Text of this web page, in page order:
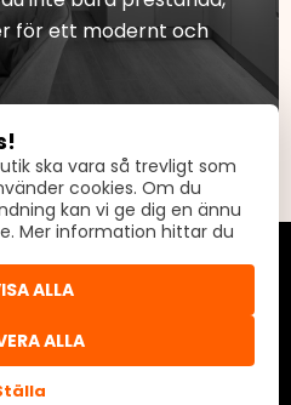
för ett modernt och
ska vara så trevligt som
cookies. Om du
kan vi ge dig en ännu
Mer information hittar du
ALLA
ALLA